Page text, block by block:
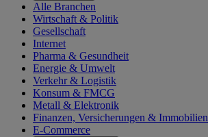
Alle Branchen
Wirtschaft & Politik
Gesellschaft
Internet
Pharma & Gesundheit
Energie & Umwelt
Verkehr & Logistik
Konsum & FMCG
Metall & Elektronik
Finanzen, Versicherungen & Immobilien
E-Commerce